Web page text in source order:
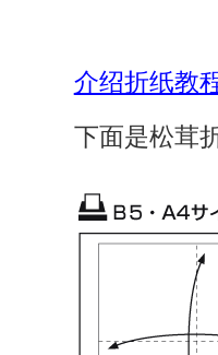
介绍折纸教
下面是松茸